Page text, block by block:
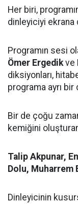
Her biri,
dinleyiciyi ekrana
Programın sesi
Ömer Ergedikve
diksiyonları,
programa ayrı bir
Bir de çoğu
kemiğini
Talip Akpunar,
Dolu, Muharrem
Dinleyicinin